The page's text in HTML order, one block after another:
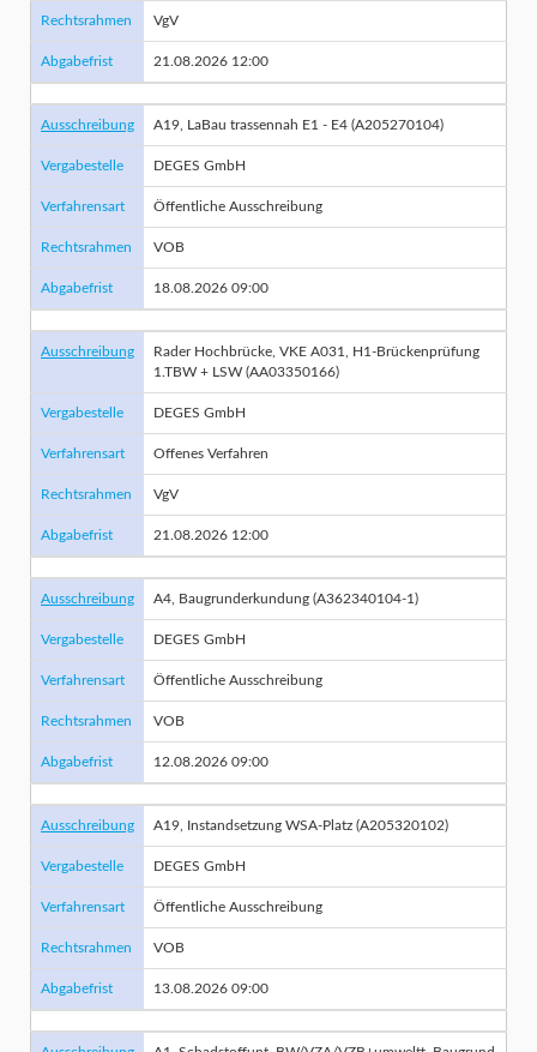
Rechtsrahmen VgV
Abgabefrist 21.08.2026 12:00
Ausschreibung A19, LaBau trassennah E1 - E4 (A205270104)
Vergabestelle DEGES GmbH
Verfahrensart Öffentliche Ausschreibung
Rechtsrahmen VOB
Abgabefrist 18.08.2026 09:00
Ausschreibung
Rader Hochbrücke, VKE A031, H1-Brückenprüfung
1.TBW + LSW (AA03350166)
Vergabestelle DEGES GmbH
Verfahrensart Offenes Verfahren
Rechtsrahmen VgV
Abgabefrist 21.08.2026 12:00
Ausschreibung A4, Baugrunderkundung (A362340104-1)
Vergabestelle DEGES GmbH
Verfahrensart Öffentliche Ausschreibung
Rechtsrahmen VOB
Abgabefrist 12.08.2026 09:00
Ausschreibung A19, Instandsetzung WSA-Platz (A205320102)
Vergabestelle DEGES GmbH
Verfahrensart Öffentliche Ausschreibung
Rechtsrahmen VOB
Abgabefrist 13.08.2026 09:00